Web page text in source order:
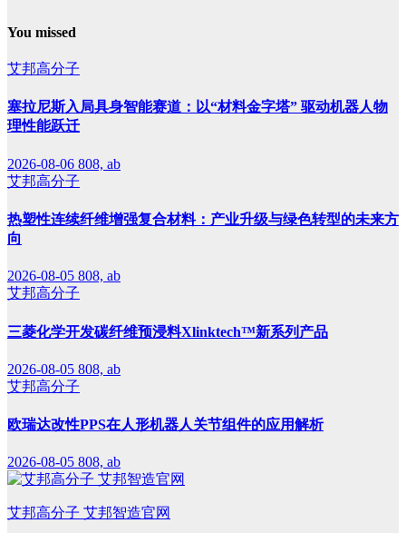
You missed
艾邦高分子
塞拉尼斯入局具身智能赛道：以“材料金字塔” 驱动机器人物
理性能跃迁
2026-08-06 808, ab
艾邦高分子
热塑性连续纤维增强复合材料：产业升级与绿色转型的未来方
向
2026-08-05 808, ab
艾邦高分子
三菱化学开发碳纤维预浸料Xlinktech™新系列产品
2026-08-05 808, ab
艾邦高分子
欧瑞达改性PPS在人形机器人关节组件的应用解析
2026-08-05 808, ab
艾邦高分子 艾邦智造官网